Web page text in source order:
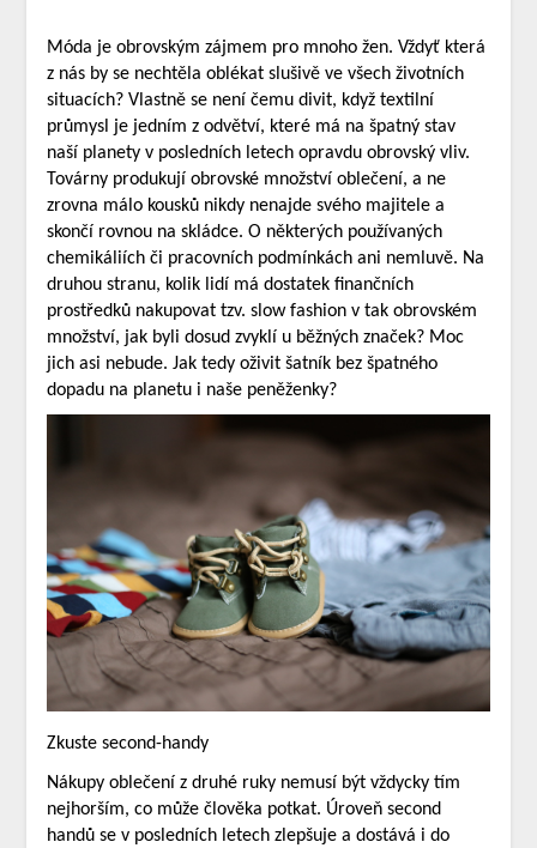
Móda je obrovským zájmem pro mnoho žen. Vždyť která
z nás by se nechtěla oblékat slušivě ve všech životních
situacích? Vlastně se není čemu divit, když textilní
průmysl je jedním z odvětví, které má na špatný stav
naší planety v posledních letech opravdu obrovský vliv.
Továrny produkují obrovské množství oblečení, a ne
zrovna málo kousků nikdy nenajde svého majitele a
skončí rovnou na skládce. O některých používaných
chemikáliích či pracovních podmínkách ani nemluvě. Na
druhou stranu, kolik lidí má dostatek finančních
prostředků nakupovat tzv. slow fashion v tak obrovském
množství, jak byli dosud zvyklí u běžných značek? Moc
jich asi nebude. Jak tedy oživit šatník bez špatného
dopadu na planetu i naše peněženky?
Zkuste second-handy
Nákupy oblečení z druhé ruky nemusí být vždycky tím
nejhorším, co může člověka potkat. Úroveň second
handů se v posledních letech zlepšuje a dostává i do